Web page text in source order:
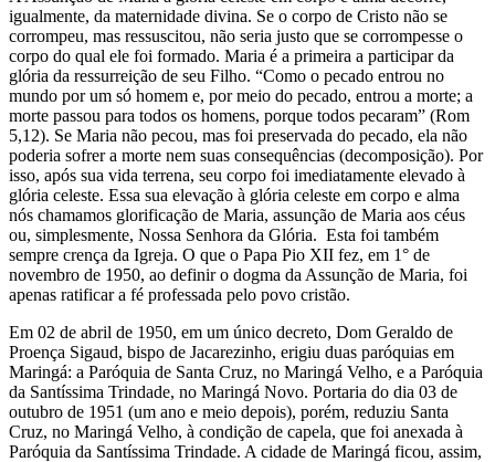
igualmente, da maternidade divina. Se o corpo de Cristo não se
corrompeu, mas ressuscitou, não seria justo que se corrompesse o
corpo do qual ele foi formado. Maria é a primeira a participar da
glória da ressurreição de seu Filho. “Como o pecado entrou no
mundo por um só homem e, por meio do pecado, entrou a morte; a
morte passou para todos os homens, porque todos pecaram” (Rom
5,12). Se Maria não pecou, mas foi preservada do pecado, ela não
poderia sofrer a morte nem suas consequências (decomposição). Por
isso, após sua vida terrena, seu corpo foi imediatamente elevado à
glória celeste. Essa sua elevação à glória celeste em corpo e alma
nós chamamos glorificação de Maria, assunção de Maria aos céus
ou, simplesmente, Nossa Senhora da Glória. Esta foi também
sempre crença da Igreja. O que o Papa Pio XII fez, em 1° de
novembro de 1950, ao definir o dogma da Assunção de Maria, foi
apenas ratificar a fé professada pelo povo cristão.
Em 02 de abril de 1950, em um único decreto, Dom Geraldo de
Proença Sigaud, bispo de Jacarezinho, erigiu duas paróquias em
Maringá: a Paróquia de Santa Cruz, no Maringá Velho, e a Paróquia
da Santíssima Trindade, no Maringá Novo. Portaria do dia 03 de
outubro de 1951 (um ano e meio depois), porém, reduziu Santa
Cruz, no Maringá Velho, à condição de capela, que foi anexada à
Paróquia da Santíssima Trindade. A cidade de Maringá ficou, assim,